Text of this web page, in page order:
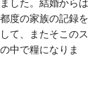
した。結婚からは
度の家族の記録を
て、またそこのス
中で糧になりま